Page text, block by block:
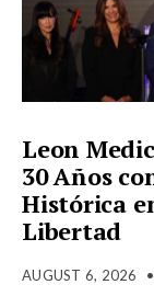
Leon
30 Años
Histórica
Libertad
AUGUST 6, 2026 •